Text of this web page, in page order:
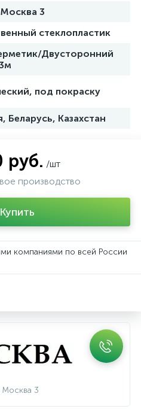
3
стеклопластик
Двусторонний
под покраску
Беларусь, Казахстан
руб. /шт
производство
Купить
компаниями по всей России
Москва 3